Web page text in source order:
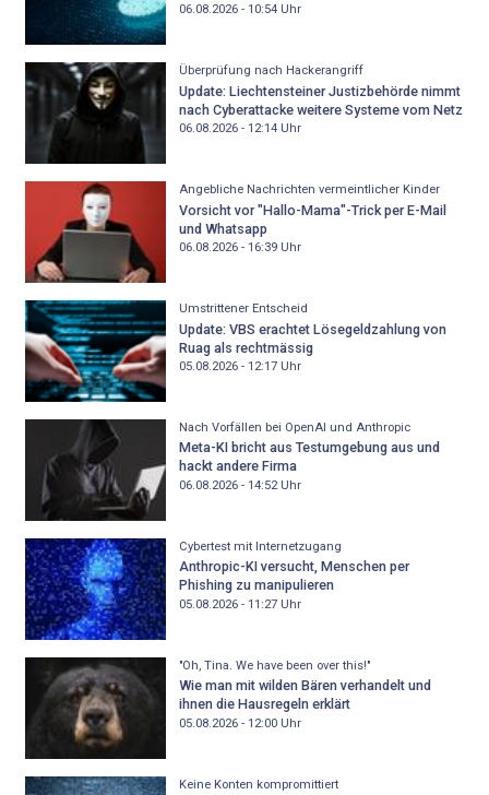
06.08.2026 - 10:54Uhr
Überprüfung nach Hackerangriff
Update: Liechtensteiner Justizbehörde nimmt
nach Cyberattacke weitere Systeme vom Netz
06.08.2026 - 12:14Uhr
Angebliche Nachrichten vermeintlicher Kinder
Vorsicht vor "Hallo-Mama"-Trick per E-Mail
und Whatsapp
06.08.2026 - 16:39Uhr
Umstrittener Entscheid
Update: VBS erachtet Lösegeldzahlung von
Ruag als rechtmässig
05.08.2026 - 12:17Uhr
Nach Vorfällen bei OpenAI und Anthropic
Meta-KI bricht aus Testumgebung aus und
hackt andere Firma
06.08.2026 - 14:52Uhr
Cybertest mit Internetzugang
Anthropic-KI versucht, Menschen per
Phishing zu manipulieren
05.08.2026 - 11:27Uhr
"Oh, Tina. We have been over this!"
Wie man mit wilden Bären verhandelt und
ihnen die Hausregeln erklärt
05.08.2026 - 12:00Uhr
Keine Konten kompromittiert